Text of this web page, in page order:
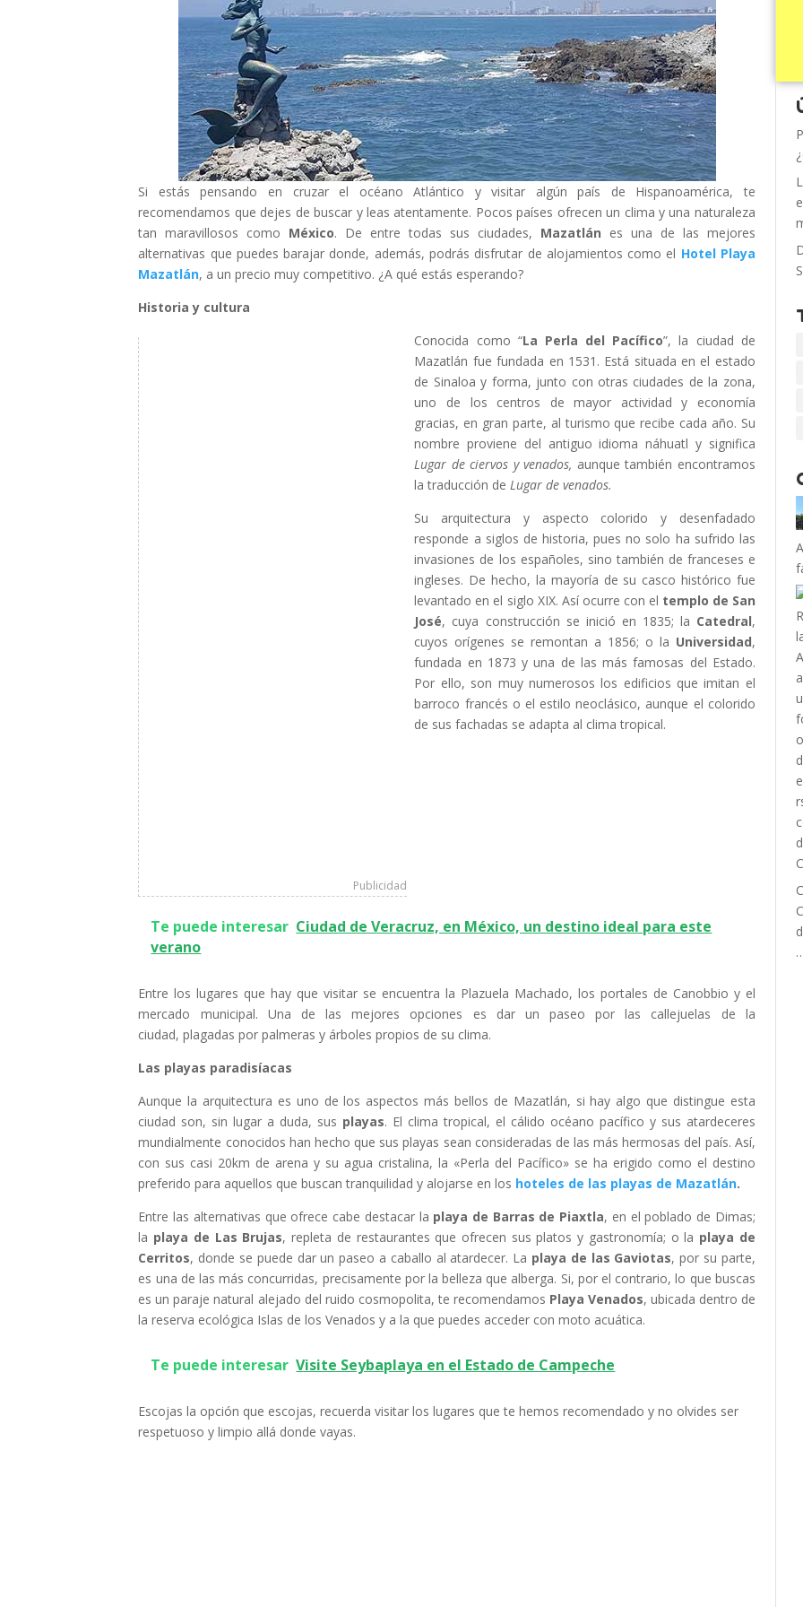
Si estás pensando en cruzar el océano Atlántico y visitar algún país de Hispanoamérica, te
recomendamos que dejes de buscar y leas atentamente. Pocos países ofrecen un clima y una naturaleza
tan maravillosos como México. De entre todas sus ciudades, Mazatlán es una de las mejores
alternativas que puedes barajar donde, además, podrás disfrutar de alojamientos como el Hotel Playa
Mazatlán, a un precio muy competitivo. ¿A qué estás esperando?
Historia y cultura
Publicidad
Conocida como “La Perla del Pacífico”, la ciudad de
Mazatlán fue fundada en 1531. Está situada en el estado
de Sinaloa y forma, junto con otras ciudades de la zona,
uno de los centros de mayor actividad y economía
gracias, en gran parte, al turismo que recibe cada año. Su
nombre proviene del antiguo idioma náhuatl y significa
Lugar de ciervos y venados, aunque también encontramos
la traducción deLugar de venados.
Su arquitectura y aspecto colorido y desenfadado
responde a siglos de historia, pues no solo ha sufrido las
invasiones de los españoles, sino también de franceses e
ingleses. De hecho, la mayoría de su casco histórico fue
levantado en el siglo XIX. Así ocurre con el templo de San
José, cuya construcción se inició en 1835; la Catedral,
cuyos orígenes se remontan a 1856; o la Universidad,
fundada en 1873 y una de las más famosas del Estado.
Por ello, son muy numerosos los edificios que imitan el
barroco francés o el estilo neoclásico, aunque el colorido
de sus fachadas se adapta al clima tropical.
Te puede interesar Ciudad de Veracruz, en México, un destino ideal para este
verano
Entre los lugares que hay que visitar se encuentra la Plazuela Machado, los portales de Canobbio y el
mercado municipal. Una de las mejores opciones es dar un paseo por las callejuelas de la
ciudad, plagadas por palmeras y árboles propios de su clima.
Las playas paradisíacas
Aunque la arquitectura es uno de los aspectos más bellos de Mazatlán, si hay algo que distingue esta
ciudad son, sin lugar a duda, sus playas. El clima tropical, el cálido océano pacífico y sus atardeceres
mundialmente conocidos han hecho que sus playas sean consideradas de las más hermosas del país. Así,
con sus casi 20km de arena y su agua cristalina, la «Perla del Pacífico» se ha erigido como el destino
preferido para aquellos que buscan tranquilidad y alojarse en los hoteles de las playas de Mazatlán.
Entre las alternativas que ofrece cabe destacar la playa de Barras de Piaxtla, en el poblado de Dimas;
la playa de Las Brujas, repleta de restaurantes que ofrecen sus platos y gastronomía; o la playa de
Cerritos, donde se puede dar un paseo a caballo al atardecer. La playa de las Gaviotas, por su parte,
es una de las más concurridas, precisamente por la belleza que alberga. Si, por el contrario, lo que buscas
es un paraje natural alejado del ruido cosmopolita, te recomendamos Playa Venados, ubicada dentro de
la reserva ecológica Islas de los Venados y a la que puedes acceder con moto acuática.
Te puede interesar Visite Seybaplaya en el Estado de Campeche
Escojas la opción que escojas, recuerda visitar los lugares que te hemos recomendado y no olvides ser
respetuoso y limpio allá donde vayas.